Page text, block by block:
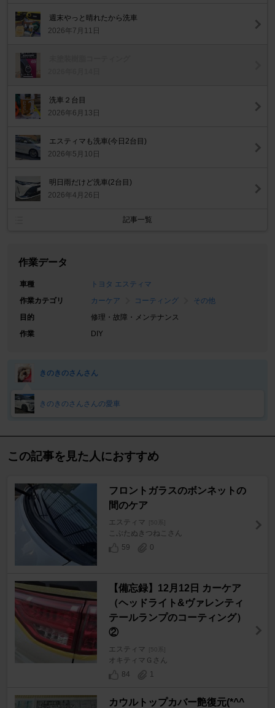
週末やっと晴れたから洗車
2026年7月11日
洗車２台目
2026年6月13日
エスティマも洗車(今日2台目)
2026年5月10日
明日雨だけど洗車(2台目)
2026年4月26日
記事一覧
作業データ
車種
トヨタ エスティマ
作業カテゴリ
カーケア コーティング
その他
目的
修理・故障・メンテナンス
作業
DIY
きのきのさんさん
きのきのさんさんの愛車
この記事を見た人におすすめ
フロントガラスのボンネットの
間のケア
エスティマ [50系]
こぶたぬきつねこさん
59
0
【備忘録】12月12日 カーケア
（ヘッドライト&ヴァレンティ
テールランプのコーティング）
②
エスティマ [50系]
オキティマＧさん
84
1
カウルトップカバー艶復元(*^^